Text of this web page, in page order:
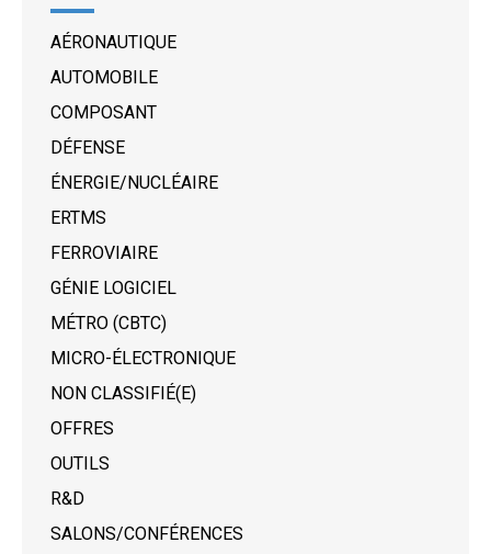
AÉRONAUTIQUE
AUTOMOBILE
COMPOSANT
DÉFENSE
ÉNERGIE/NUCLÉAIRE
ERTMS
FERROVIAIRE
GÉNIE LOGICIEL
MÉTRO (CBTC)
MICRO-ÉLECTRONIQUE
NON CLASSIFIÉ(E)
OFFRES
OUTILS
R&D
SALONS/CONFÉRENCES